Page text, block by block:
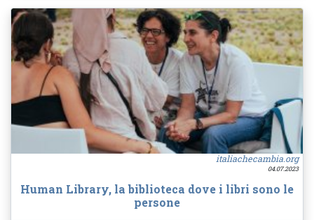
italiachecambia.org
04.07.2023
Human Library, la biblioteca dove i libri sono le
persone